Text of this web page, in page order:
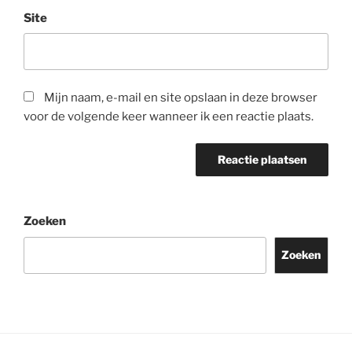
Site
Mijn naam, e-mail en site opslaan in deze browser
voor de volgende keer wanneer ik een reactie plaats.
Zoeken
Zoeken